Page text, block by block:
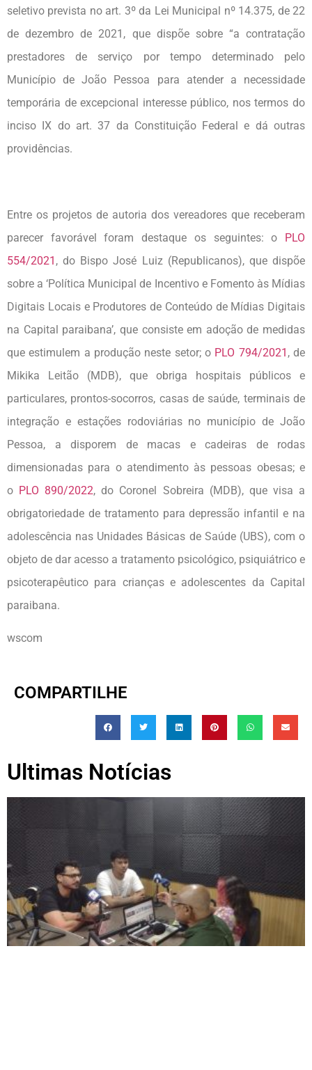
seletivo prevista no art. 3º da Lei Municipal nº 14.375, de 22
de dezembro de 2021, que dispõe sobre “a contratação
prestadores de serviço por tempo determinado pelo
Município de João Pessoa para atender a necessidade
temporária de excepcional interesse público, nos termos do
inciso IX do art. 37 da Constituição Federal e dá outras
providências.
Entre os projetos de autoria dos vereadores que receberam
parecer favorável foram destaque os seguintes: o PLO
554/2021 , do Bispo José Luiz (Republicanos), que dispõe
sobre a ‘Política Municipal de Incentivo e Fomento às Mídias
Digitais Locais e Produtores de Conteúdo de Mídias Digitais
na Capital paraibana’, que consiste em adoção de medidas
que estimulem a produção neste setor; o PLO 794/2021 , de
Mikika Leitão (MDB), que obriga hospitais públicos e
particulares, prontos-socorros, casas de saúde, terminais de
integração e estações rodoviárias no município de João
Pessoa, a disporem de macas e cadeiras de rodas
dimensionadas para o atendimento às pessoas obesas; e
o PLO 890/2022, do Coronel Sobreira (MDB), que visa a
obrigatoriedade de tratamento para depressão infantil e na
adolescência nas Unidades Básicas de Saúde (UBS), com o
objeto de dar acesso a tratamento psicológico, psiquiátrico e
psicoterapêutico para crianças e adolescentes da Capital
paraibana.
wscom
COMPARTILHE
Ultimas Notícias